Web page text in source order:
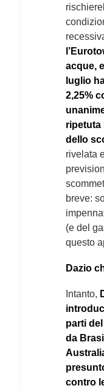
acque,
luglio
2,25%
ripetuta
dello
rivelata
breve:
(e del
questo
Dazio
Intanto,
parti
da
contro